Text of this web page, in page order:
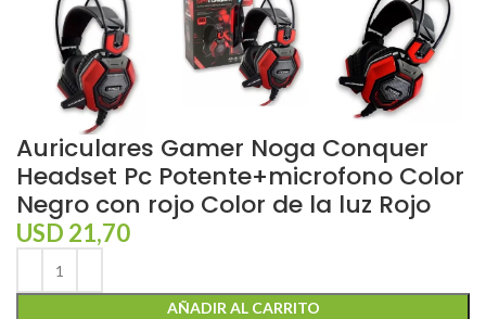
Auriculares Gamer Noga Conquer
Headset Pc Potente+microfono Color
Negro con rojo Color de la luz Rojo
USD 21,70
AÑADIR AL CARRITO